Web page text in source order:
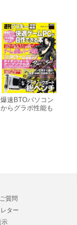
爆速BTOパソコン
からグラボ性能も
質問
ター
示